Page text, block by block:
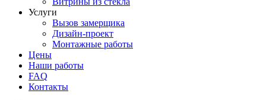
Услуги
Вызов замерщика
Дизайн-проект
Монтажные работы
Цены
Наши работы
FAQ
Контакты